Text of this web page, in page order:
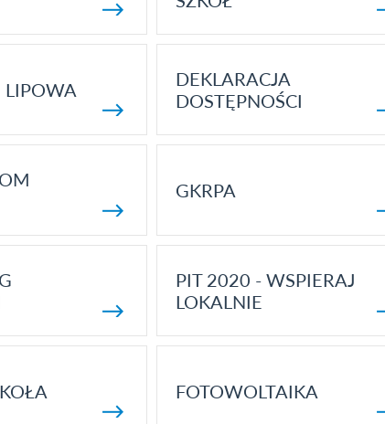
LIPOWA
DEKLARACJA
DOSTĘPNOŚCI
GKRPA
PIT 2020 - WSPIERAJ
LOKALNIE
FOTOWOLTAIKA